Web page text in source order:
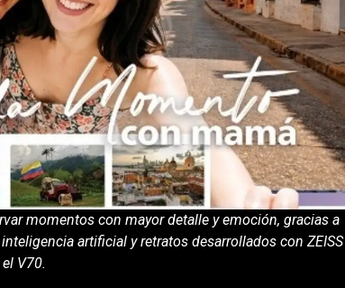
momentos con mayor detalle y emoción, gracias a
artificial y retratos desarrollados con ZEISS
V70.